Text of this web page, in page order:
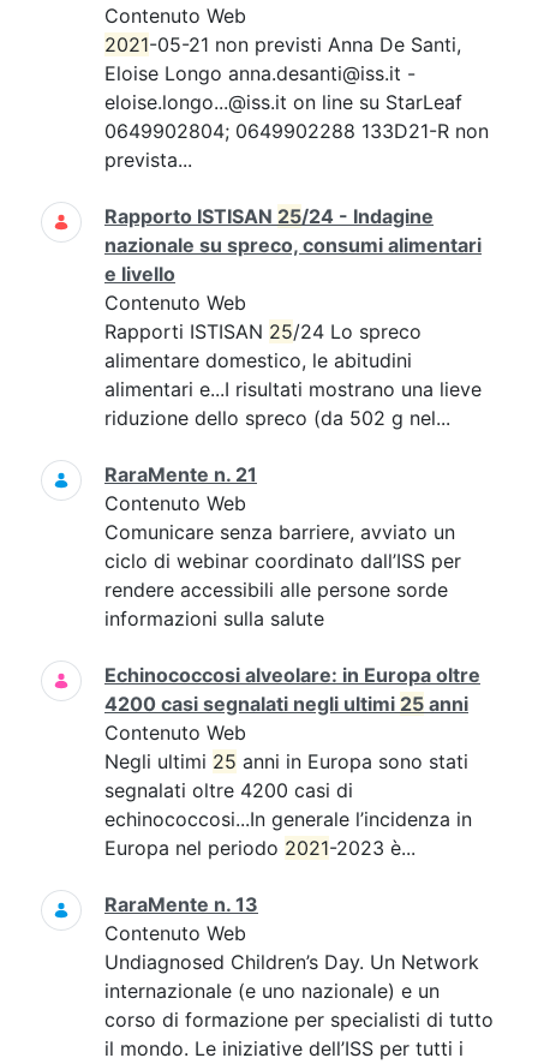
Contenuto Web
2021-05-21 non previsti Anna De Santi,
Eloise Longo anna.desanti@iss.it -
eloise.longo...@iss.it on line su StarLeaf
0649902804; 0649902288 133D21-R non
prevista...
Rapporto ISTISAN 25/24 - Indagine
nazionale su spreco, consumi alimentari
e livello
Contenuto Web
Rapporti ISTISAN 25/24 Lo spreco
alimentare domestico, le abitudini
alimentari e...I risultati mostrano una lieve
riduzione dello spreco (da 502 g nel...
RaraMente n. 21
Contenuto Web
Comunicare senza barriere, avviato un
ciclo di webinar coordinato dall’ISS per
rendere accessibili alle persone sorde
informazioni sulla salute
Echinococcosi alveolare: in Europa oltre
4200 casi segnalati negli ultimi 25 anni
Contenuto Web
Negli ultimi 25 anni in Europa sono stati
segnalati oltre 4200 casi di
echinococcosi...In generale l’incidenza in
Europa nel periodo 2021-2023 è...
RaraMente n. 13
Contenuto Web
Undiagnosed Children’s Day. Un Network
internazionale (e uno nazionale) e un
corso di formazione per specialisti di tutto
il mondo. Le iniziative dell’ISS per tutti i